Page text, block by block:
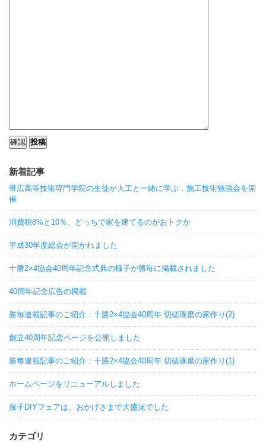
新着記事
帯広高等技術専門学院の生徒が大工と一緒に学ぶ．施工技術勉強会を開
催
消費税8%と10％、どっちで家を建てるのがおトクか
平成30年度総会が開かれました
十勝2×4協会40周年記念式典の様子が勝毎に掲載されました
40周年記念広告の掲載
勝毎連載記事のご紹介：十勝2×4協会40周年 切磋琢磨の家作り(2)
創立40周年記念ページを公開しました
勝毎連載記事のご紹介：十勝2×4協会40周年 切磋琢磨の家作り(1)
ホームページをリニューアルしました
親子DIYフェアは、おかげさまで大盛況でした
カテゴリ